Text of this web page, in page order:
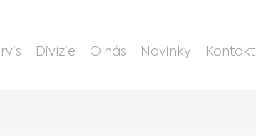
Divízie O nás Novinky Kontakt